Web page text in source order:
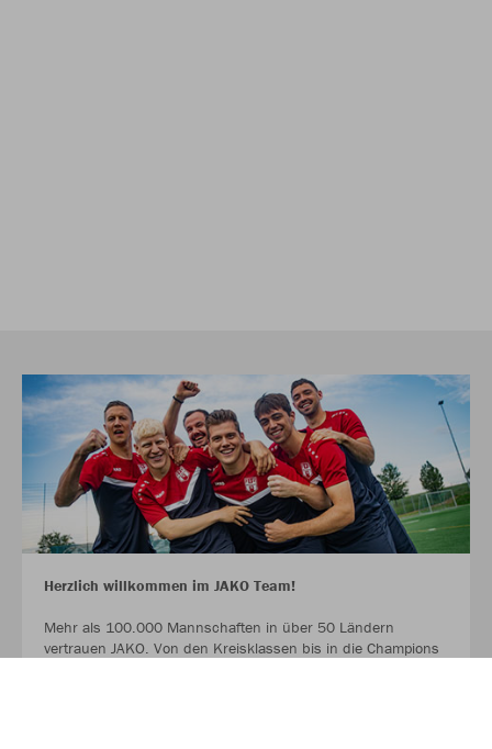
Herzlich willkommen im JAKO Team!
Mehr als 100.000 Mannschaften in über 50 Ländern
vertrauen JAKO. Von den Kreisklassen bis in die Champions